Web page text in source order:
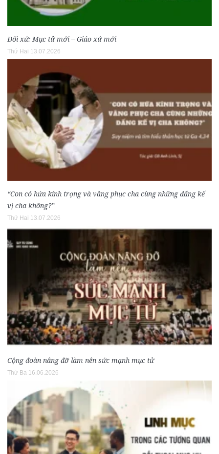
Đổi xứ: Mục tử mới – Giáo xứ mới
Thứ Hai 13.07.2026
“Con có hứa kính trọng và vâng phục cha cùng những đấng kế
vị cha không?”
Thứ Hai 13.07.2026
Cộng đoàn nâng đỡ làm nên sức mạnh mục tử
Thứ Ba 16.06.2026